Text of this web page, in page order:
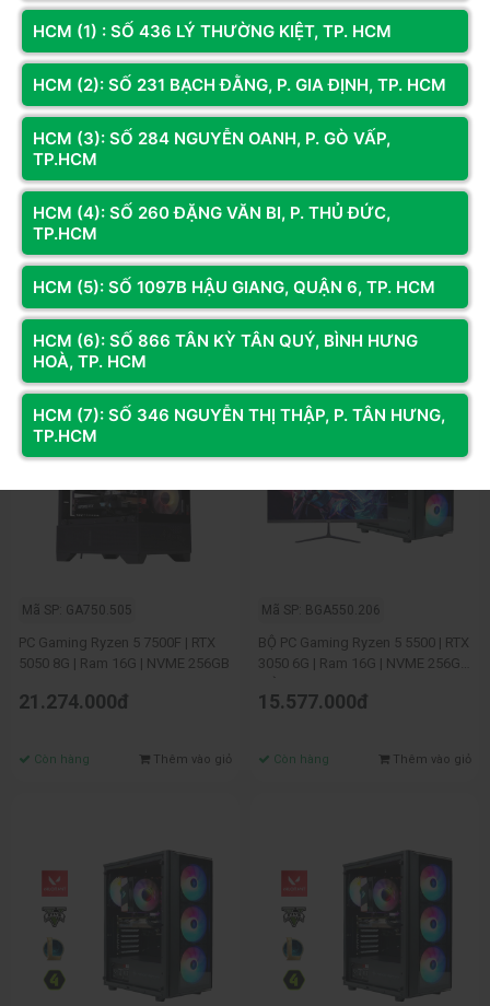
Mã SP: GA750x.506
PC Gaming Ryzen 5 7500X3D |
RTX 5060 8G | Ram 16G | NVME
256GB
26.649.000đ
Còn hàng Thêm vào giỏ
PC Gaming Ryzen 5 7500X3D |
RTX 5070 12G | Ram 16G | NVME
37.299.000đ
Còn hàng Thêm vào giỏ
Mã SP: GA750.505
PC Gaming Ryzen 5 7500F | RTX
5050 8G | Ram 16G | NVME 256GB
21.274.000đ
Còn hàng Thêm vào giỏ
Mã SP: BGA550.206
BỘ PC Gaming Ryzen 5 5500 | RTX
3050 6G | Ram 16G | NVME 256G |
15.577.000đ
Còn hàng Thêm vào giỏ
HCM (1) : SỐ 436 LÝ THƯỜNG KIỆT, TP. HCM
HCM (2): SỐ 231 BẠCH ĐẰNG, P. GIA ĐỊNH, TP. HCM
HCM (3): SỐ 284 NGUYỄN OANH, P. GÒ VẤP,
TP.HCM
HCM (4): SỐ 260 ĐẶNG VĂN BI, P. THỦ ĐỨC,
TP.HCM
HCM (5): SỐ 1097B HẬU GIANG, QUẬN 6, TP. HCM
HCM (6): SỐ 866 TÂN KỲ TÂN QUÝ, BÌNH HƯNG
HOÀ, TP. HCM
HCM (7): SỐ 346 NGUYỄN THỊ THẬP, P. TÂN HƯNG,
TP.HCM